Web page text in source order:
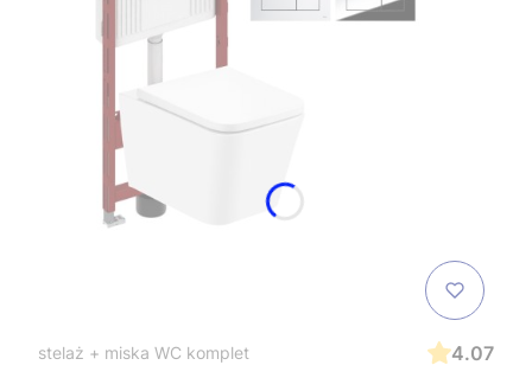
stelaż + miska WC komplet
4.07